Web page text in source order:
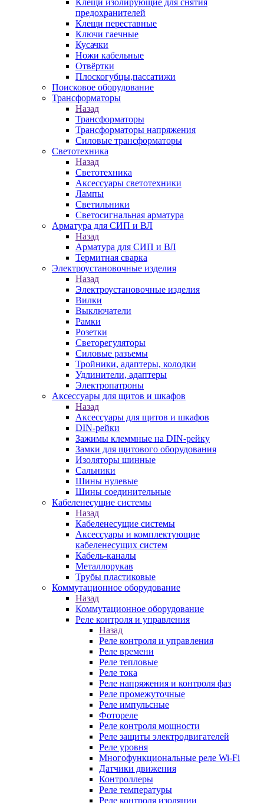
Клещи изолирующие для снятия
предохранителей
Клещи переставные
Ключи гаечные
Кусачки
Ножи кабельные
Отвёртки
Плоскогубцы,пассатижи
Поисковое оборудование
Трансформаторы
Назад
Трансформаторы
Трансформаторы напряжения
Силовые трансформаторы
Светотехника
Назад
Светотехника
Аксессуары светотехники
Лампы
Светильники
Светосигнальная арматура
Арматура для СИП и ВЛ
Назад
Арматура для СИП и ВЛ
Термитная сварка
Электроустановочные изделия
Назад
Электроустановочные изделия
Вилки
Выключатели
Рамки
Розетки
Светорегуляторы
Силовые разъемы
Тройники, адаптеры, колодки
Удлинители, адаптеры
Электропатроны
Аксессуары для щитов и шкафов
Назад
Аксессуары для щитов и шкафов
DIN-рейки
Зажимы клеммные на DIN-рейку
Замки для щитового оборудования
Изоляторы шинные
Сальники
Шины нулевые
Шины соединительные
Кабеленесущие системы
Назад
Кабеленесущие системы
Аксессуары и комплектующие
кабеленесущих систем
Кабель-каналы
Металлорукав
Трубы пластиковые
Коммутационное оборудование
Назад
Коммутационное оборудование
Реле контроля и управления
Назад
Реле контроля и управления
Реле времени
Реле тепловые
Реле тока
Реле напряжения и контроля фаз
Реле промежуточные
Реле импульсные
Фотореле
Реле контроля мощности
Реле защиты электродвигателей
Реле уровня
Многофункциональные реле Wi-Fi
Датчики движения
Контроллеры
Реле температуры
Реле контроля изоляции